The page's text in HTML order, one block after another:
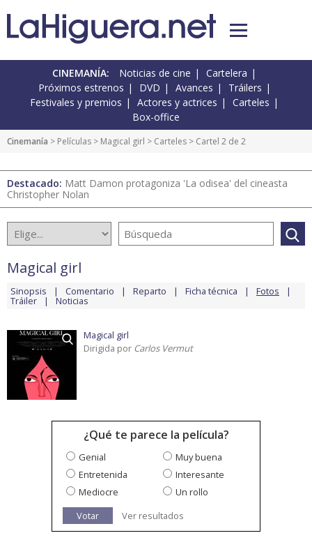
CINEMANÍA: Noticias de cine
Cartelera
Próximos estrenos
DVD Avances
Tráilers
Festivales y premios
Actores y actrices
Carteles
Box-office
Cinemanía > Películas > Magical girl > Carteles > Cartel 2 de 2
Destacado: Matt Damon protagoniza 'La odisea' del cineasta
Christopher Nolan
Magical girl
Sinopsis Comentario Reparto Ficha técnica Fotos
Tráiler Noticias
Magical girl
Dirigida por Carlos Vermut
¿Qué te parece la película?
Genial
Muy buena
Entretenida
Interesante
Mediocre
Un rollo
Votar
Ver resultados